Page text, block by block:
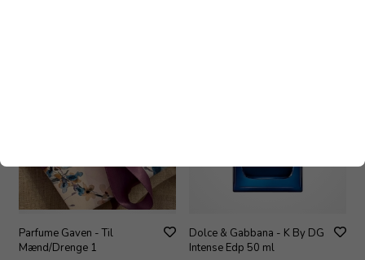
Parfume Gaven - Til
Mænd/Drenge 1
Dolce & Gabbana - K By DG
Intense Edp 50 ml